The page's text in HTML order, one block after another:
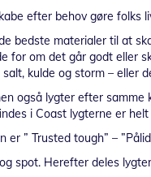
efter behov gøre folks
bedste materialer til at
for om det går godt eller
kulde og storm – eller
også lygter efter
i Coast lygterne er
” Trusted tough” –
spot. Herefter deles